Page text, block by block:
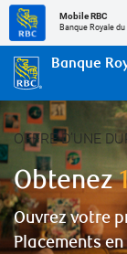
Mobile RBC
Banque Royale
Banque
Mettre le carrousel
OFFRE D’UNE
Obtenez
Ouvrez votre
Placements